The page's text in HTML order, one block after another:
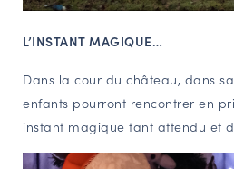
L’INSTANT MAGIQUE…
Dans la cour du château, dans
enfants pourront rencontrer en
instant magique tant attendu et